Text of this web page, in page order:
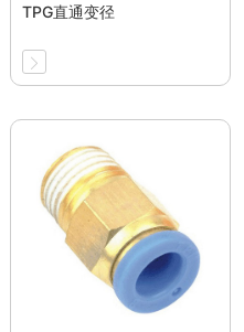
TPG直通变径